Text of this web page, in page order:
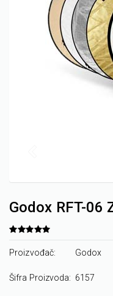
Godox RFT-06
Proizvođač: Godox
Šifra Proizvoda: 6157